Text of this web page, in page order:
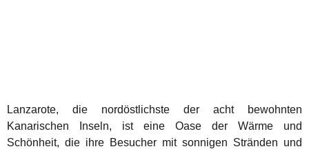
Lanzarote, die nordöstlichste der acht bewohnten
Kanarischen Inseln, ist eine Oase der Wärme und
Schönheit, die ihre Besucher mit sonnigen Stränden und